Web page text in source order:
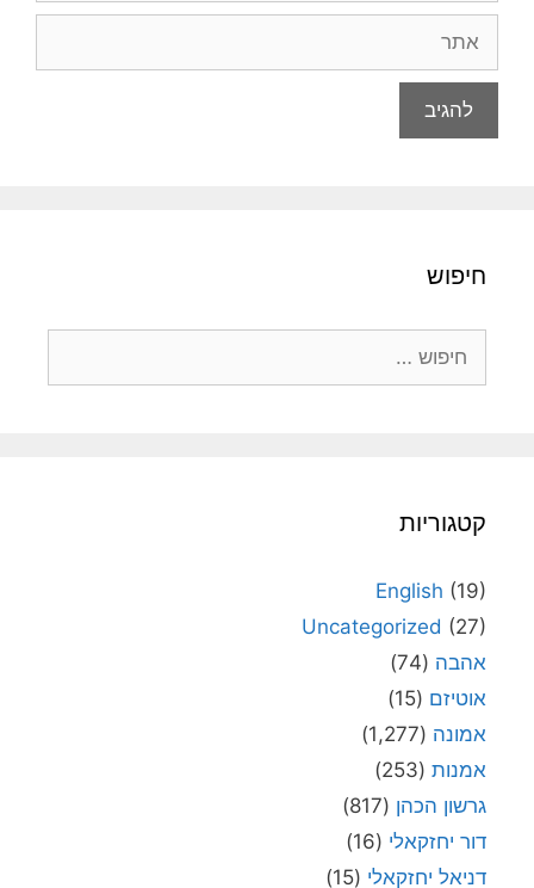
חיפוש
קטגוריות
English (19)
Uncategorized (27)
אהבה (74)
אוטיזם (15)
אמונה (1,277)
אמנות (253)
גרשון הכהן (817)
דור יחזקאלי (16)
דניאל יחזקאלי (15)